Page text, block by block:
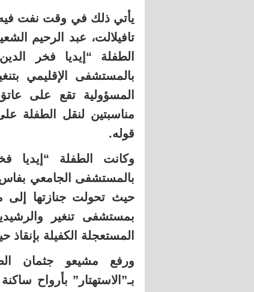
يأتي ذلك في وقت نفت
تافيلالت، عبد الرحيم
الطفلة “إيديا فخر
بالمستشفى الإقليمي
المسؤولية تقع على
مناسبتين لنقل
قوله.
وكانت الطفلة “إيديا
بالمستشفى الجامعي
حيث تحولت جنازتها إلى
بمستشفى تنغير
المستعجلة الكفيلة بإنقاذ
ورفع مشيعو جثمان
بـ”الاستهتار” بأرواح